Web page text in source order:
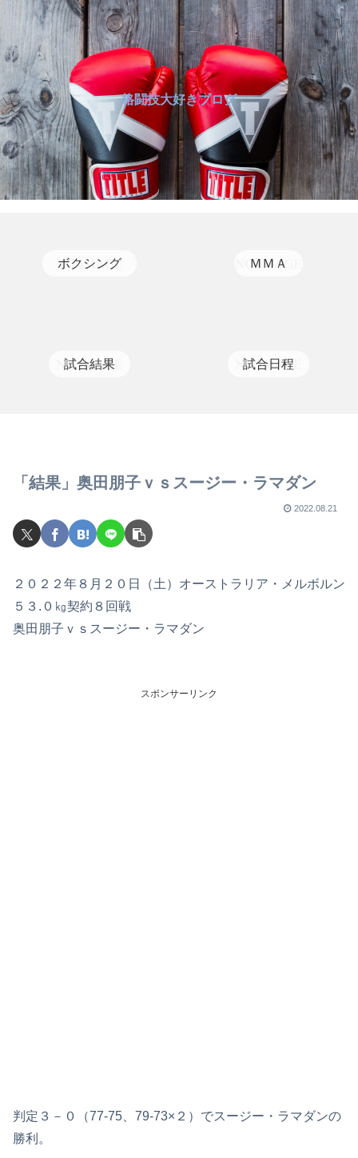
格闘技大好きブログ
ボクシング ＭＭＡ
試合結果 試合日程
「結果」奥田朋子ｖｓスージー・ラマダン
2022.08.21
２０２２年８月２０日（土）オーストラリア・メルボルン
５３.０㎏契約８回戦
奥田朋子ｖｓスージー・ラマダン
スポンサーリンク
判定３－０（77-75、79-73×２）でスージー・ラマダンの
勝利。